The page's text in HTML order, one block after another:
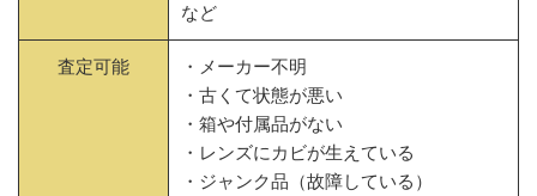
など
査定可能
・メーカー不明
・古くて状態が悪い
・箱や付属品がない
・レンズにカビが生えている
・ジャンク品（故障している）